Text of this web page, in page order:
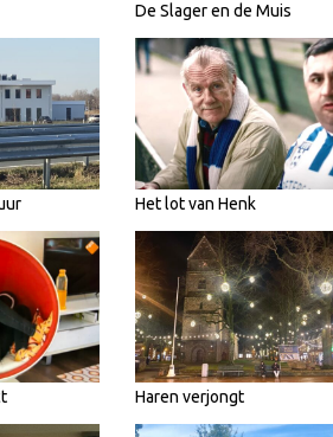
De Slager en de Muis
Het lot van Henk
Haren verjongt